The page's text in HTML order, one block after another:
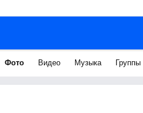
Фото Видео Музыка Группы